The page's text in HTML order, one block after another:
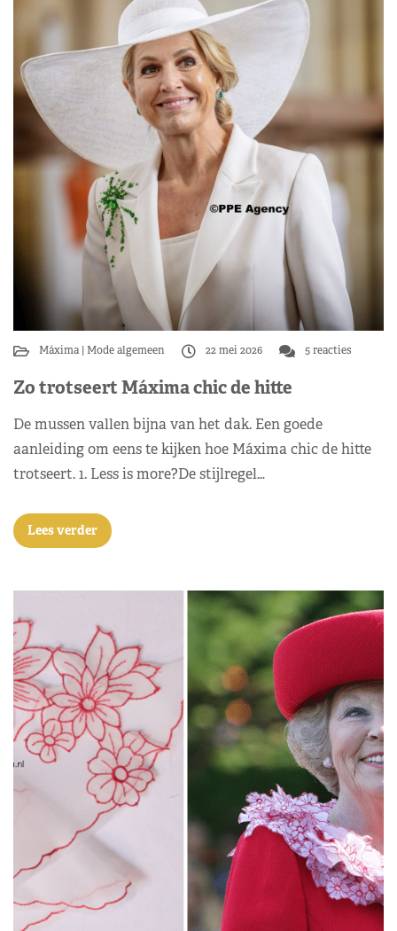
Máxima Mode algemeen 22 mei 2026 5 reacties
Zo trotseert Máxima chic de hitte
De mussen vallen bijna van het dak. Een goede
aanleiding om eens te kijken hoe Máxima chic de hitte
trotseert. 1. Less is more?De stijlregel…
Lees verder